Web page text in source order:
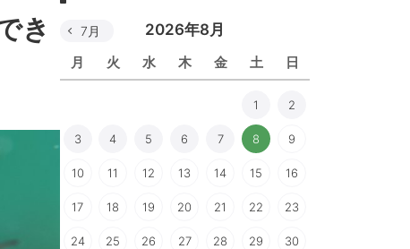
き
2026年8月
月 火 水 木 金 土 日
7月
1 2
3 4 5 6 7 8 9
10 11 12 13 14 15 16
17 18 19 20 21 22 23
24 25 26 27 28 29 30